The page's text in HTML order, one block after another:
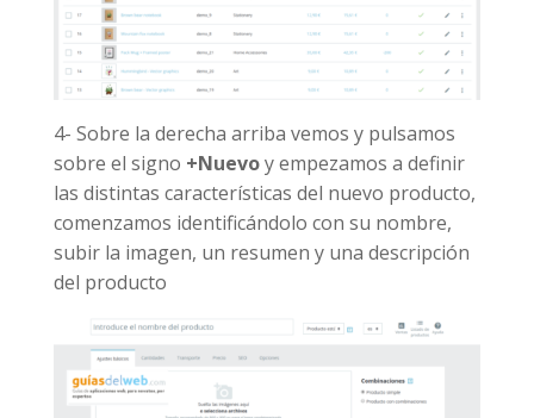
4- Sobre la derecha arriba vemos y pulsamos
sobre el signo +Nuevoy empezamos a definir
las distintas características del nuevo producto,
comenzamos identificándolo con su nombre,
subir la imagen, un resumen y una descripción
del producto